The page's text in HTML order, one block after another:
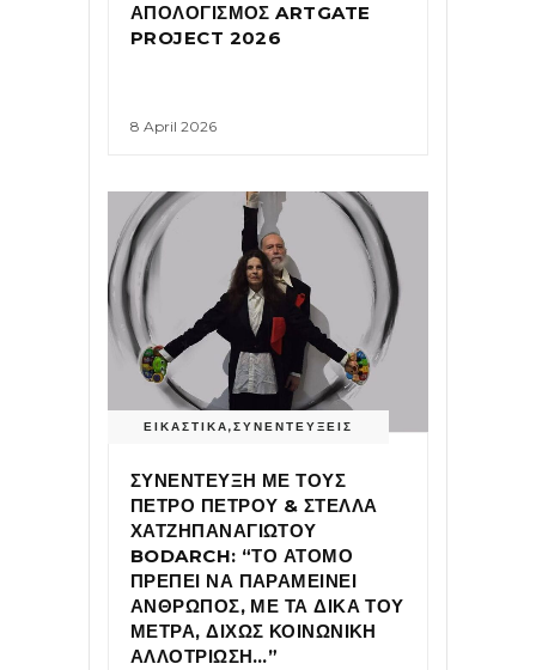
ΑΠΟΛΟΓΙΣΜΟΣ ARTGATE
PROJECT 2026
8 April 2026
ΕΙΚΑΣΤΙΚΑ,ΣΥΝΕΝΤΕΥΞΕΙΣ
ΣΥΝΕΝΤΕΥΞΗ ΜΕ ΤΟΥΣ
ΠΕΤΡΟ ΠΕΤΡΟΥ & ΣΤΕΛΛΑ
ΧΑΤΖΗΠΑΝΑΓΙΩΤΟΥ
BODARCH: “ΤΟ ΑΤΟΜΟ
ΠΡΕΠΕΙ ΝΑ ΠΑΡΑΜΕΙΝΕΙ
ΑΝΘΡΩΠΟΣ, ΜΕ ΤΑ ΔΙΚΑ ΤΟΥ
ΜΕΤΡΑ, ΔΙΧΩΣ ΚΟΙΝΩΝΙΚΗ
ΑΛΛΟΤΡΙΩΣΗ…”